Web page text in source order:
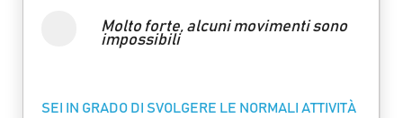
Molto forte, alcuni movimenti sono
impossibili
SEI IN GRADO DI SVOLGERE LE NORMALI ATTIVITÀ